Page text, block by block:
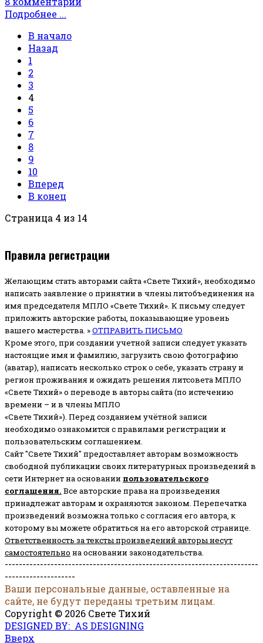
Подробнее ...
В начало
Назад
1
2
3
4
5
6
7
8
9
10
Вперед
В конец
Страница 4 из 14
Правила регистрации
Желающим стать авторами сайта «Свете Тихий», необходимо
написать заявление о принятии в члены литобъединения на
имя председателя МПЛО «Свете Тихий». К письму следует
приложить авторские работы, показывающие уровень
вашего мастерства. »ОТПРАВИТЬ ПИСЬМО
Кроме этого, при создании учетной записи следует указать
настоящие имя и фамилию, загрузить свою фотографию
(аватар), написать несколько строк о себе, указать страну и
регион проживания и ожидать решения литсовета МПЛО
«Свете Тихий» о переводе в авторы сайта (по истечению
времени – и в члены МПЛО
«Свете Тихий»). Перед созданием учётной записи
необходимо ознакомится с правилами регистрации и
пользовательским соглашением.
Сайт "Свете Тихий" предоставляет авторам возможность
свободной публикации своих литературных произведений в
сети Интернет на основании пользовательского
соглашения. Все авторские права на произведения
принадлежат авторам и охраняются законом. Перепечатка
произведений возможна только с согласия его автора, к
которому вы можете обратиться на его авторской странице.
Ответственность за тексты произведений авторы несут
самостоятельно на основании законодательства.
------------------------------------------------------------------------
--------------------
Ваши персональные данные, оставленные на
сайте, не будут переданы третьим лицам.
Copyright © 2026 Свете Тихий
DESIGNED BY: AS DESIGNING
Вверх